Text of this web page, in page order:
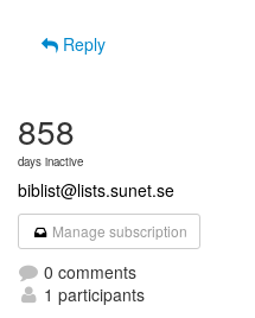
Reply
858
days inactive
biblist@lists.sunet.se
Manage subscription
0 comments
1 participants